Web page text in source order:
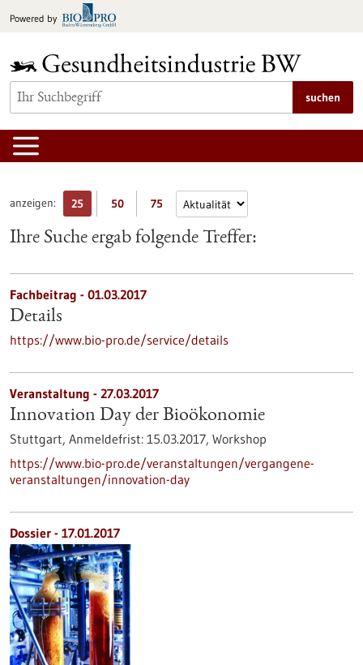
Inhalt
Powered by
suchen
anzeigen: 25 50 75
Ihre Suche ergab folgende Treffer:
Fachbeitrag - 01.03.2017
Details
https://www.bio-pro.de/service/details
Veranstaltung - 27.03.2017
Innovation Day der Bioökonomie
Stuttgart, Anmeldefrist: 15.03.2017, Workshop
https://www.bio-pro.de/veranstaltungen/vergangene-
veranstaltungen/innovation-day
Dossier - 17.01.2017